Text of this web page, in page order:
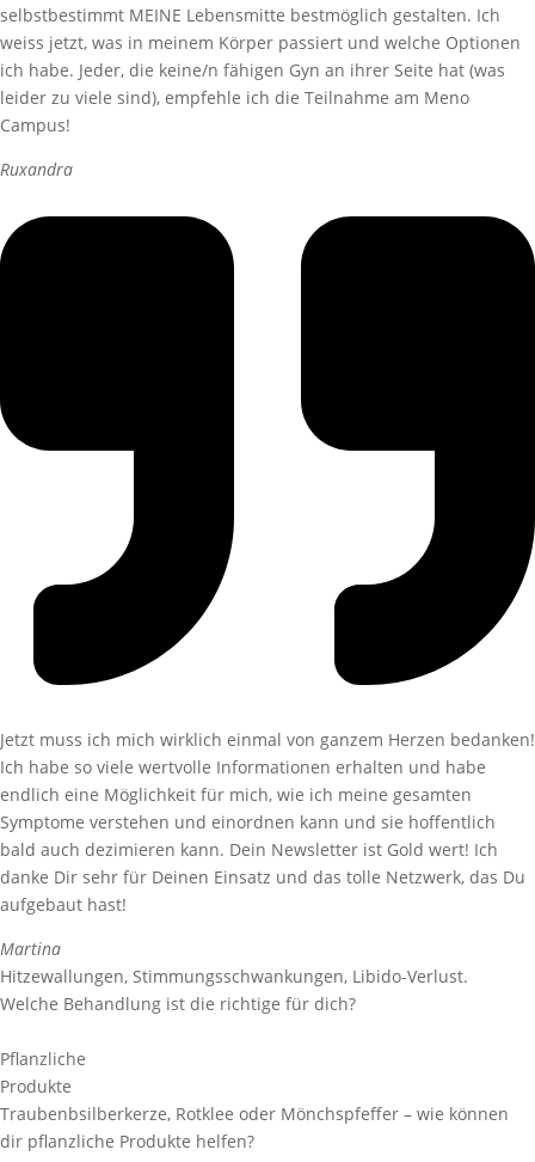
selbstbestimmt MEINE Lebensmitte bestmöglich gestalten. Ich
weiss jetzt, was in meinem Körper passiert und welche Optionen
ich habe. Jeder, die keine/n fähigen Gyn an ihrer Seite hat (was
leider zu viele sind), empfehle ich die Teilnahme am Meno
Campus!
Ruxandra
Jetzt muss ich mich wirklich einmal von ganzem Herzen bedanken!
Ich habe so viele wertvolle Informationen erhalten und habe
endlich eine Möglichkeit für mich, wie ich meine gesamten
Symptome verstehen und einordnen kann und sie hoffentlich
bald auch dezimieren kann. Dein Newsletter ist Gold wert! Ich
danke Dir sehr für Deinen Einsatz und das tolle Netzwerk, das Du
aufgebaut hast!
Martina
Hitzewallungen, Stimmungsschwankungen, Libido-Verlust.
Welche Behandlung ist die richtige für dich?
Pflanzliche
Produkte
Traubenbsilberkerze, Rotklee oder Mönchspfeffer – wie können
dir pflanzliche Produkte helfen?